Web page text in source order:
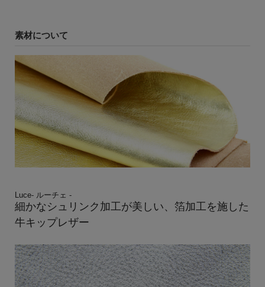
素材について
Luce- ルーチェ -
細かなシュリンク加工が美しい、箔加工を施した
牛キップレザー